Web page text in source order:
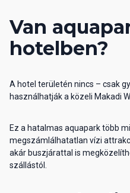
Van
hotelben?
A hotel területén nincs – csak
használhatják a közeli Makadi
Ez a hatalmas aquapark több
megszámlálhatatlan vízi
akár buszjárattal is
szállástól.